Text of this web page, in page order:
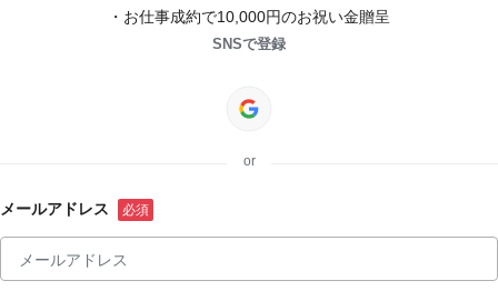
・お仕事成約で10,000円のお祝い金贈呈
SNSで登録
or
メールアドレス